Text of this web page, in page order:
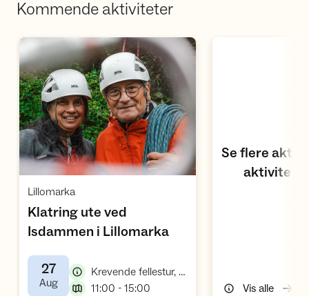
Kommende aktiviteter
Åpne aktivitet
Lillomarka,
Klatring ute ved
Isdammen i Lillomarka,
27
Aug,
Krevende fellestur, klatretur
11:00 - 15:00
Se flere
Vis alle